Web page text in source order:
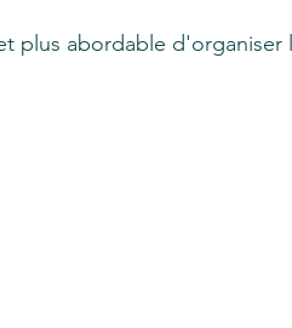
plus abordable d'organiser